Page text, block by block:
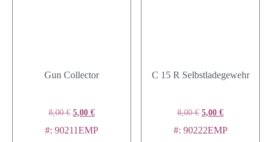
Gun Collector
8,00€ 5,00 €
#: 90211EMP
C 15 R Selbstladegewehr
8,00€ 5,00€
#: 90222EMP